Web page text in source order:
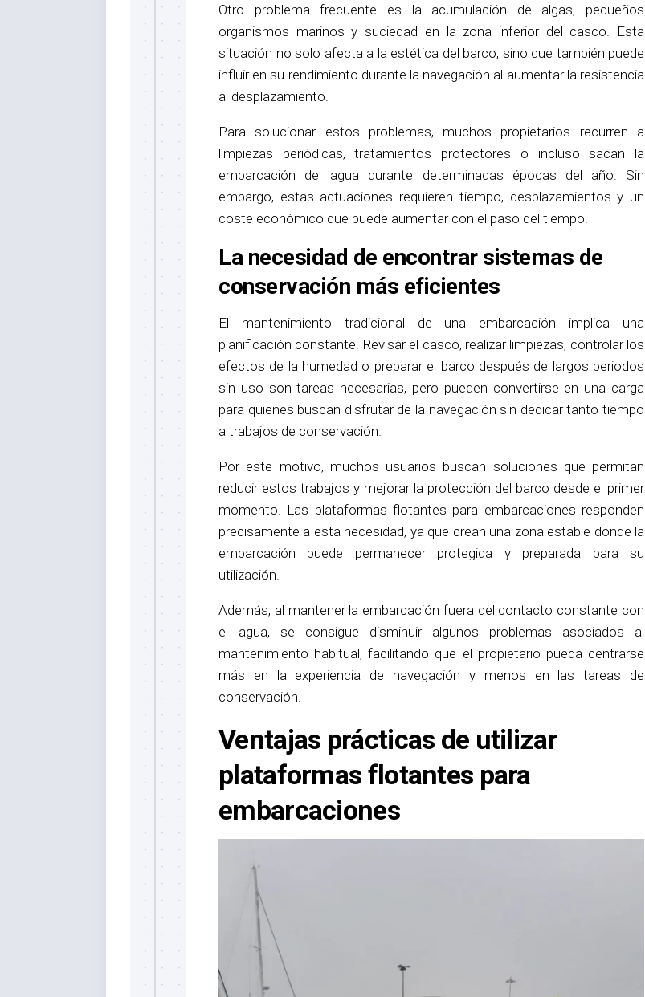
Otro problema frecuente es la acumulación de algas, pequeños
organismos marinos y suciedad en la zona inferior del casco. Esta
situación no solo afecta a la estética del barco, sino que también puede
influir en su rendimiento durante la navegación al aumentar la resistencia
al desplazamiento.
Para solucionar estos problemas, muchos propietarios recurren a
limpiezas periódicas, tratamientos protectores o incluso sacan la
embarcación del agua durante determinadas épocas del año. Sin
embargo, estas actuaciones requieren tiempo, desplazamientos y un
coste económico que puede aumentar con el paso del tiempo.
La necesidad de encontrar sistemas de
conservación más eficientes
El mantenimiento tradicional de una embarcación implica una
planificación constante. Revisar el casco, realizar limpiezas, controlar los
efectos de la humedad o preparar el barco después de largos periodos
sin uso son tareas necesarias, pero pueden convertirse en una carga
para quienes buscan disfrutar de la navegación sin dedicar tanto tiempo
a trabajos de conservación.
Por este motivo, muchos usuarios buscan soluciones que permitan
reducir estos trabajos y mejorar la protección del barco desde el primer
momento. Las plataformas flotantes para embarcaciones responden
precisamente a esta necesidad, ya que crean una zona estable donde la
embarcación puede permanecer protegida y preparada para su
utilización.
Además, al mantener la embarcación fuera del contacto constante con
el agua, se consigue disminuir algunos problemas asociados al
mantenimiento habitual, facilitando que el propietario pueda centrarse
más en la experiencia de navegación y menos en las tareas de
conservación.
Ventajas prácticas de utilizar
plataformas flotantes para
embarcaciones